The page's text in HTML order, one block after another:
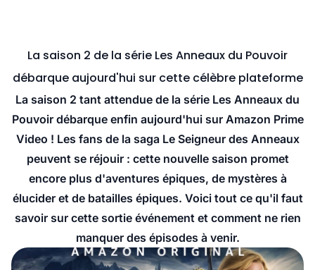
Streaming
La saison 2 de la série Les Anneaux du Pouvoir
débarque aujourd'hui sur cette célèbre plateforme
La saison 2 tant attendue de la série Les Anneaux du
Pouvoir débarque enfin aujourd'hui sur Amazon Prime
Video ! Les fans de la saga Le Seigneur des Anneaux
peuvent se réjouir : cette nouvelle saison promet
encore plus d'aventures épiques, de mystères à
élucider et de batailles épiques. Voici tout ce qu'il faut
savoir sur cette sortie événement et comment ne rien
manquer des épisodes à venir.